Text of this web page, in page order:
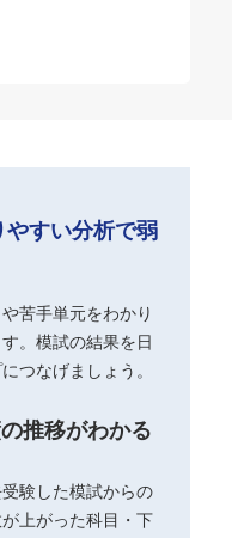
やすい分析で弱
苦手単元をわかり
。模試の結果を日
つなげましょう。
推移がわかる
験した模試からの
上がった科目・下